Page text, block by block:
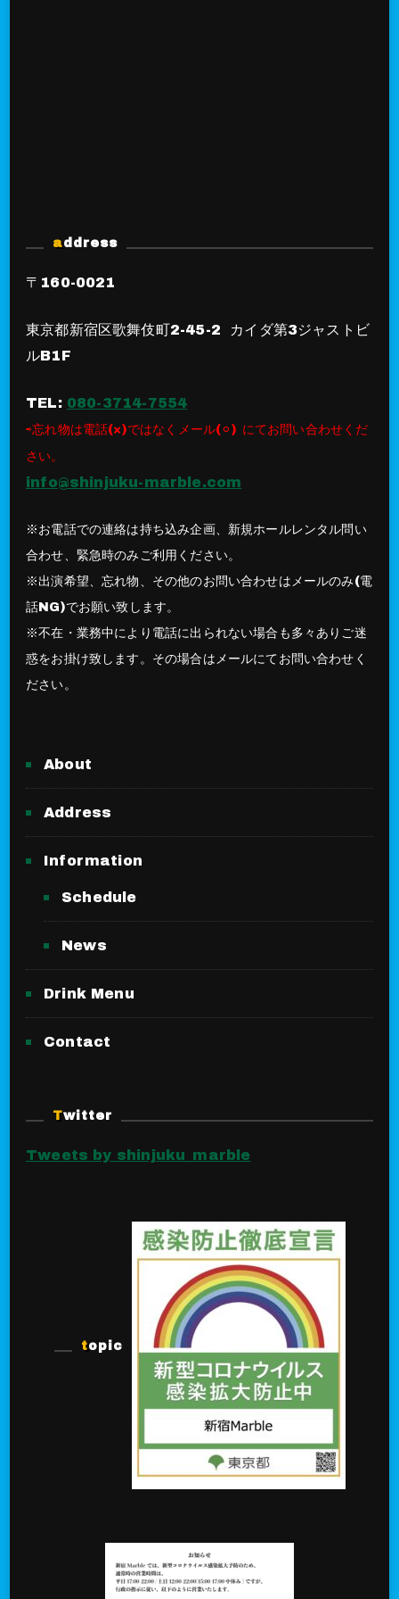
address
〒160-0021
東京都新宿区歌舞伎町2-45-2 カイダ第3ジャストビ
ルB1F
TEL: 080-3714-7554
⇨忘れ物は電話(×)ではなくメール(⚪︎) にてお問い合わせくだ
さい。
info@shinjuku-marble.com
※お電話での連絡は持ち込み企画、新規ホールレンタル問い
合わせ、緊急時のみご利用ください。
※出演希望、忘れ物、その他のお問い合わせはメールのみ(電
話NG)でお願い致します。
※不在・業務中により電話に出られない場合も多々ありご迷
惑をお掛け致します。その場合はメールにてお問い合わせく
ださい。
About
Address
Information
Schedule
News
Drink Menu
Contact
Twitter
Tweets by shinjuku_marble
topic